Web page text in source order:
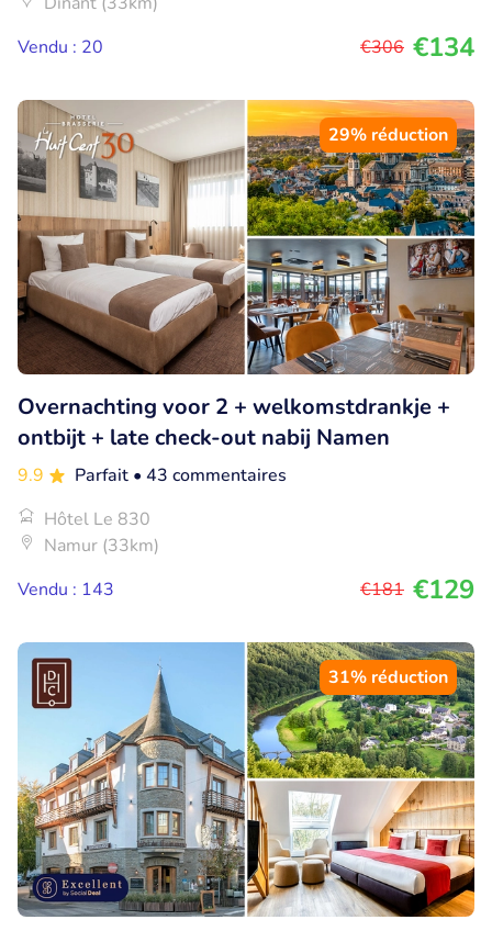
Vendu : 20
€306 €134
29% réduction
Overnachting voor 2 + welkomstdrankje +
ontbijt + late check-out nabij Namen
9.9 Parfait • 43 commentaires
Hôtel Le 830
Namur (33km)
Vendu : 143
€181 €129
31% réduction